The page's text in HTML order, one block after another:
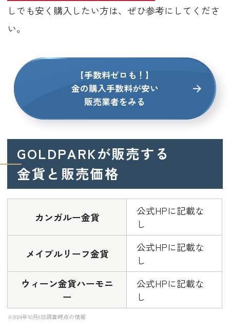
しでも安く購入したい方は、ぜひ参考にしてくださ
い。
【手数料ゼロも！】
金の購入手数料が安い
販売業者をみる
GOLDPARKが販売する
金貨と販売価格
カンガルー金貨
公式HPに記載な
し
メイプルリーフ金貨
公式HPに記載な
し
ウィーン金貨ハーモニ
ー
公式HPに記載な
し
※2024年10月8日調査時点の情報